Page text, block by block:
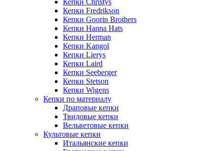
Кепки Christys
Кепки Fredrikson
Кепки Goorin Brothers
Кепки Hanna Hats
Кепки Herman
Кепки Kangol
Кепки Lierys
Кепки Laird
Кепки Seeberger
Кепки Stetson
Кепки Wigens
Кепки по материалу
Драповые кепки
Твидовые кепки
Вельветовые кепки
Культовые кепки
Итальянские кепки